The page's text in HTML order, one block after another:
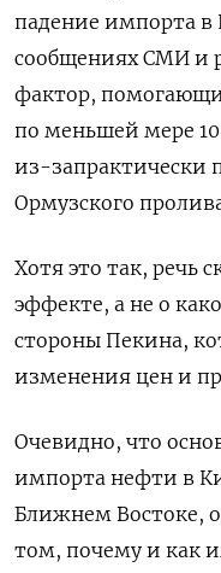
падение импорта в
сообщениях СМИ и
фактор,
по меньшей мере
из-запрактически
Ормузского
Хотя ​это так, речь
эффекте, а не о
стороны Пекина,
изменения цен и
Очевидно, что
импорта нефти в
Ближнем Востоке,
том, почему и как